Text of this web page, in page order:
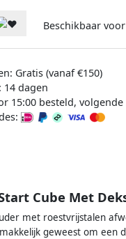
Beschikbaar voor
Gratis (vanaf €150)
14 dagen
15:00 besteld,
Cube Met
met roestvrijstalen
geweest om een